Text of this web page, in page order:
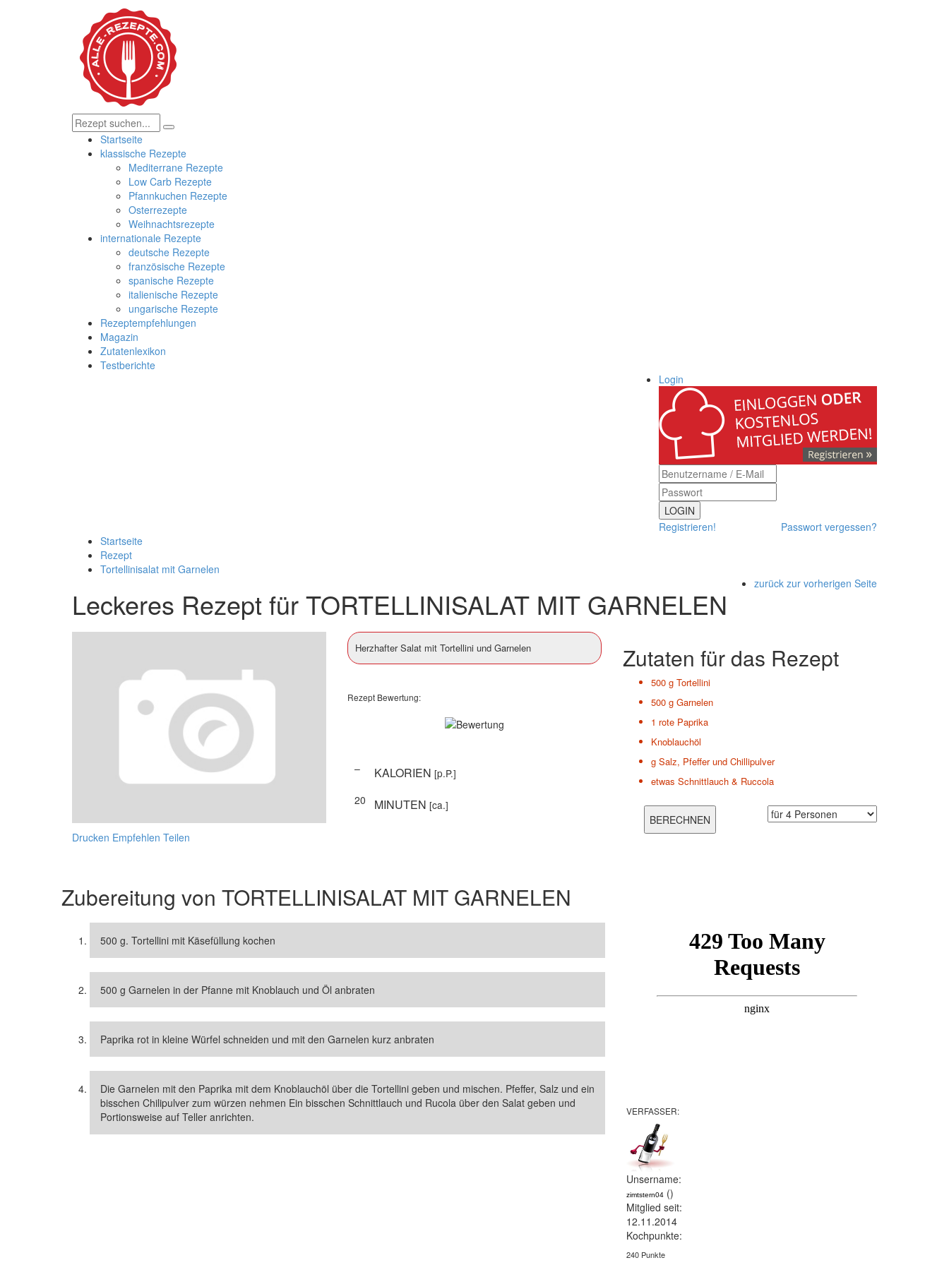
Startseite
klassische Rezepte
Mediterrane Rezepte
Low Carb Rezepte
Pfannkuchen Rezepte
Osterrezepte
Weihnachtsrezepte
internationale Rezepte
deutsche Rezepte
französische Rezepte
spanische Rezepte
italienische Rezepte
ungarische Rezepte
Rezeptempfehlungen
Magazin
Zutatenlexikon
Testberichte
Login
LOGIN
Registrieren!
Passwort vergessen?
Startseite
Rezept
Tortellinisalat mit Garnelen
zurück zur vorherigen Seite
Leckeres Rezept fürTORTELLINISALAT MIT GARNELEN
Drucken Empfehlen Teilen
Herzhafter Salat mit Tortellini und Garnelen
Rezept Bewertung:
– KALORIEN [p.P.]
20
MINUTEN [ca.]
Zutaten für das Rezept
500 g Tortellini
500 g Garnelen
1 rote Paprika
Knoblauchöl
g Salz, Pfeffer und Chillipulver
etwas Schnittlauch & Ruccola
Zubereitung von TORTELLINISALAT MIT GARNELEN
500 g. Tortellini mit Käsefüllung kochen
500 g Garnelen in der Pfanne mit Knoblauch und Öl anbraten
Paprika rot in kleine Würfel schneiden und mit den Garnelen kurz anbraten
Die Garnelen mit den Paprika mit dem Knoblauchöl über die Tortellini geben und mischen. Pfeffer, Salz und ein
bisschen Chilipulver zum würzen nehmen Ein bisschen Schnittlauch und Rucola über den Salat geben und
Portionsweise auf Teller anrichten.
VERFASSER:
Unsername:
zimtstern04 ()
Mitglied seit:
12.11.2014
Kochpunkte:
240 Punkte